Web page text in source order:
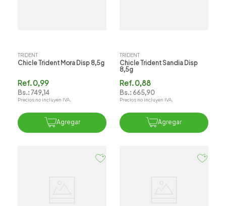
TRIDENT
Chicle Trident Mora Disp 8,5g
Ref.0,99
Bs.:749,14
Precios no incluyen IVA.
Agregar
TRIDENT
Chicle Trident Sandia Disp
8,5g
Ref.0,88
Bs.: 665,90
Precios no incluyen IVA.
Agregar